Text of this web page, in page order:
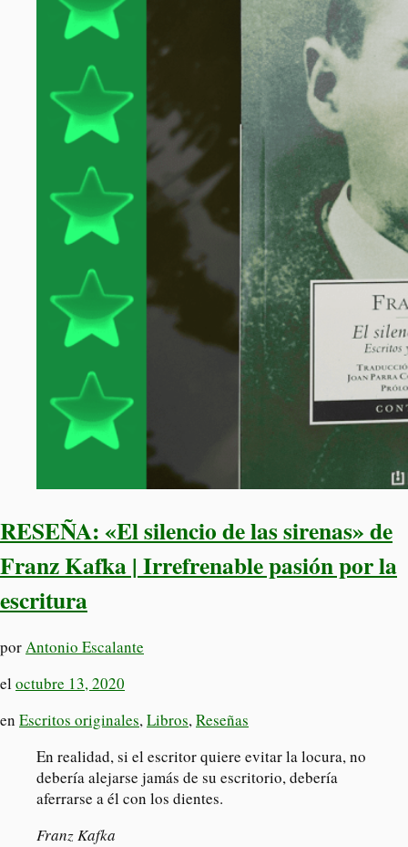
RESEÑA: «El silencio de las sirenas» de
Franz Kafka | Irrefrenable pasión por la
escritura
porAntonio Escalante
el octubre 13, 2020
en Escritos originales,Libros,Reseñas
En realidad, si el escritor quiere evitar la locura, no
debería alejarse jamás de su escritorio, debería
aferrarse a él con los dientes.
Franz Kafka